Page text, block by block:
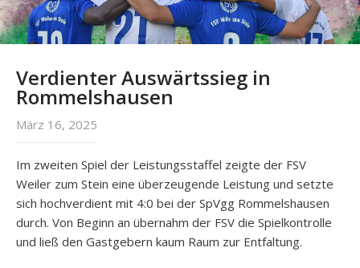
Verdienter Auswärtssieg in
Rommelshausen
März 16, 2025
Im zweiten Spiel der Leistungsstaffel zeigte der FSV
Weiler zum Stein eine überzeugende Leistung und setzte
sich hochverdient mit 4:0 bei der SpVgg Rommelshausen
durch. Von Beginn an übernahm der FSV die Spielkontrolle
und ließ den Gastgebern kaum Raum zur Entfaltung.